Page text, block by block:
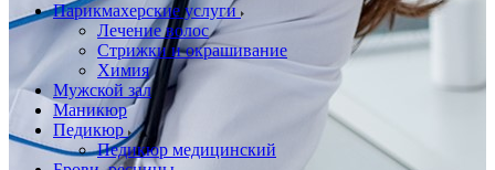
Парикмахерские услуги
Лечение волос
Стрижки и окрашивание
Химия
Мужской зал
Маникюр
Педикюр
Педикюр медицинский